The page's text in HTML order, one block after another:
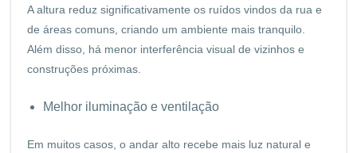
A altura reduz significativamente os ruídos vindos da rua e
de áreas comuns, criando um ambiente mais tranquilo.
Além disso, há menor interferência visual de vizinhos e
construções próximas.
Melhor iluminação e ventilação
Em muitos casos, o andar alto recebe mais luz natural e